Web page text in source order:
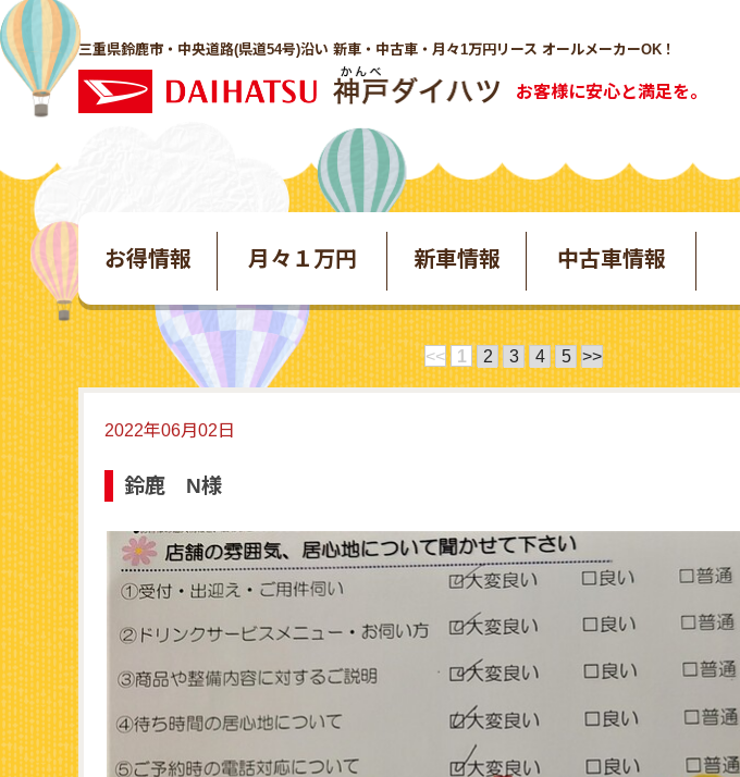
三重県鈴鹿市・中央道路(県道54号)沿い 新車・中古車・月々1万円リース オールメーカーOK！
お客様に安心と満足を。
お得情報 月々１万円 新車情報 中古車情報
<< 1 2 3 4 5 >>
2022年06月02日
鈴鹿 N様